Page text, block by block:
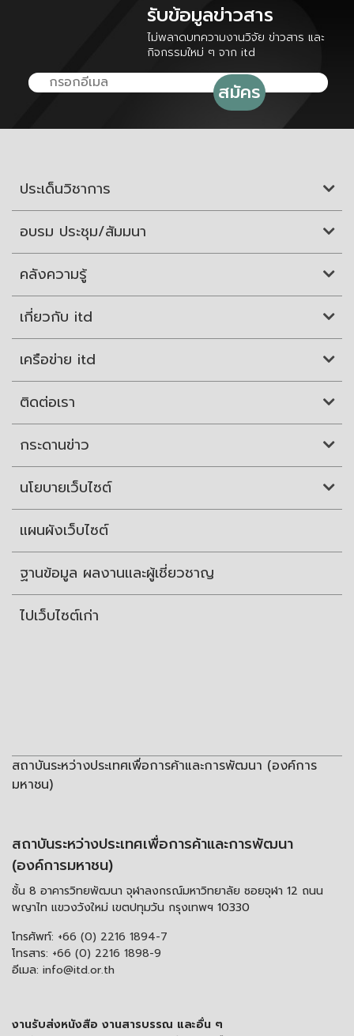
รับข้อมูลข่าวสาร
ไม่พลาดบทความงานวิจัย ข่าวสาร และ
กิจกรรมใหม่ ๆ จาก itd
ประเด็นวิชาการ
อบรม ประชุม/สัมมนา
คลังความรู้
เกี่ยวกับ itd
เครือข่าย itd
ติดต่อเรา
กระดานข่าว
นโยบายเว็บไซต์
แผนผังเว็บไซต์
ฐานข้อมูล ผลงานและผู้เชี่ยวชาญ
ไปเว็บไซต์เก่า
สถาบันระหว่างประเทศเพื่อการค้าและการพัฒนา (องค์การ
มหาชน)
สถาบันระหว่างประเทศเพื่อการค้าและการพัฒนา
(องค์การมหาชน)
ชั้น 8 อาคารวิทยพัฒนา จุฬาลงกรณ์มหาวิทยาลัย ซอยจุฬา 12 ถนน
พญาไท แขวงวังใหม่ เขตปทุมวัน กรุงเทพฯ 10330
โทรศัพท์: +66 (0) 2216 1894-7
โทรสาร: +66 (0) 2216 1898-9
อีเมล: info@itd.or.th
งานรับส่งหนังสือ งานสารบรรณ และอื่น ๆ